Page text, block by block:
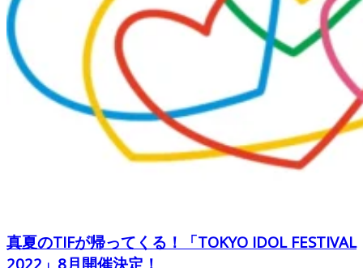
真夏のTIFが帰ってくる！「TOKYO IDOL FESTIVAL
2022」8月開催決定！